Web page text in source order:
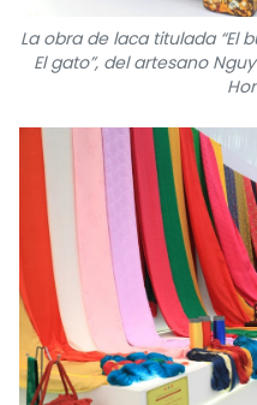
La obra de laca titulada “El
El gato”, del artesano